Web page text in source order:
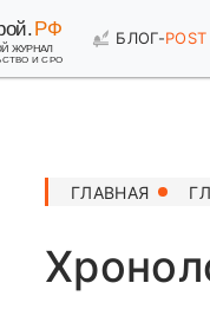
БЛОГ-POST
ГЛАВНАЯ